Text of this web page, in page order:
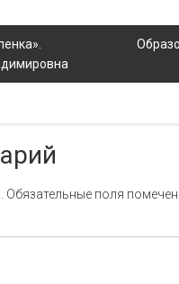
Обязательные поля